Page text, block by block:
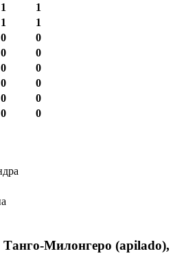
1
1
1
1
0
0
0
0
0
0
0
0
0
0
0 0
Милонгеро (apilado),